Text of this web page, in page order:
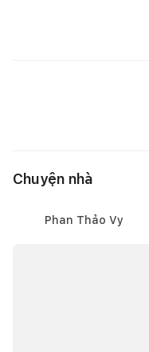
Chuyện nhà
Phan Thảo Vy